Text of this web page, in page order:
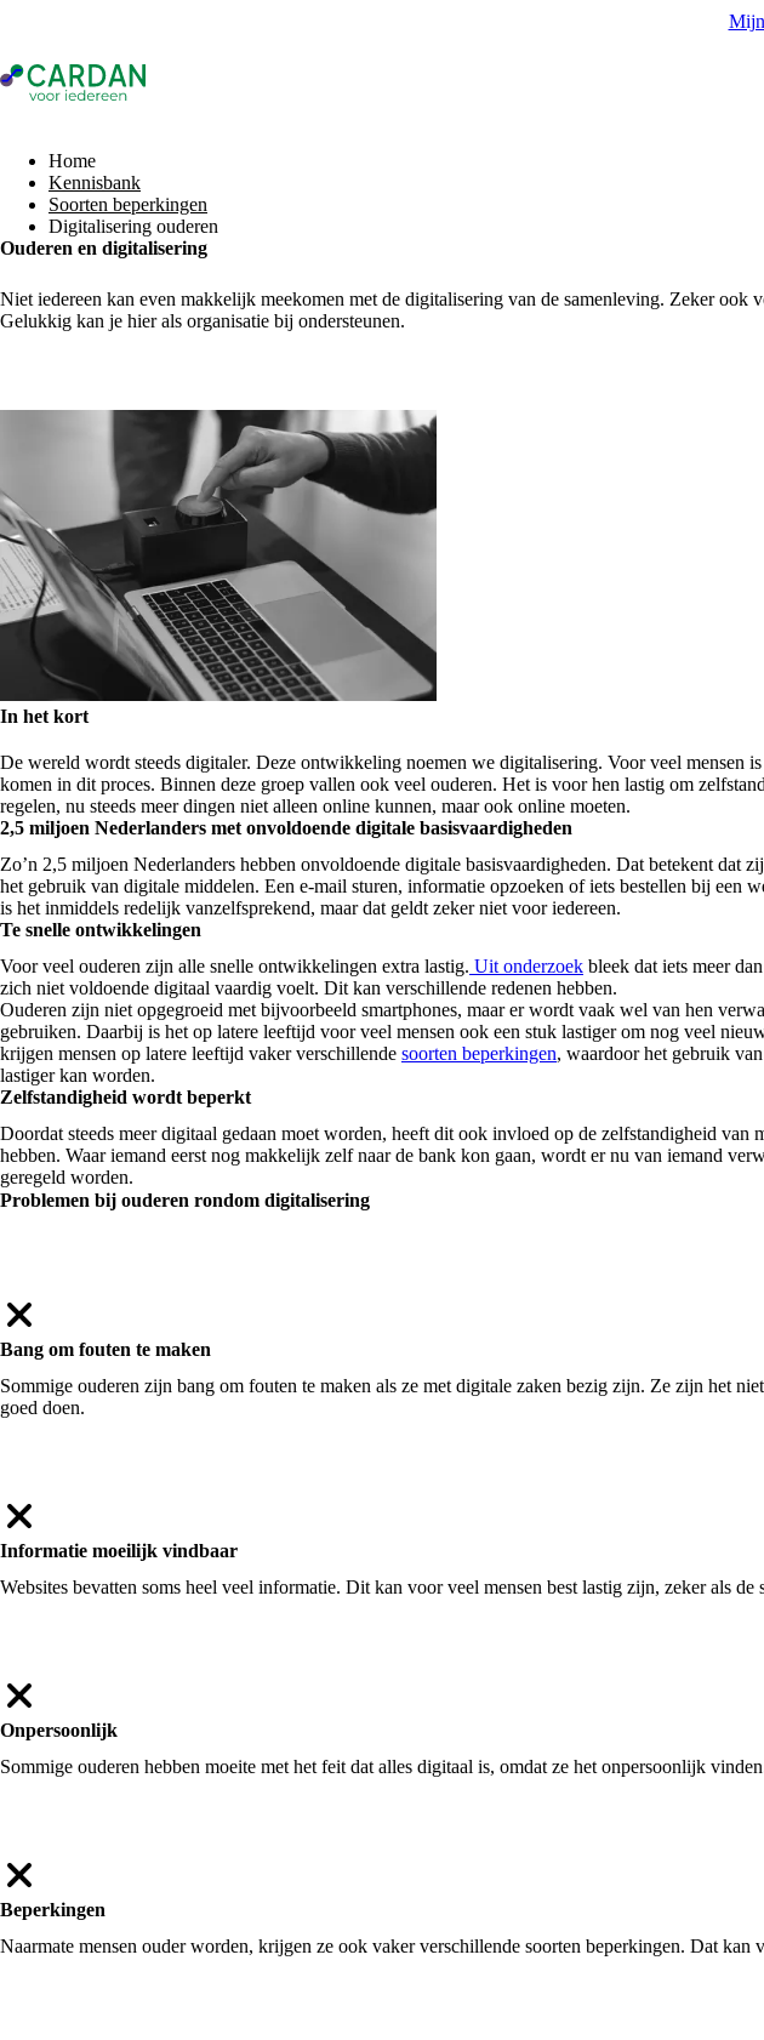
- Home pagina
Home
Kennisbank
Soorten beperkingen
Digitalisering ouderen
Ouderen en digitalisering
Niet iedereen kan even makkelijk meekomen met de digitalisering van de samenleving. Zeker
Gelukkig kan je hier als organisatie bij ondersteunen.
In het kort
De wereld wordt steeds digitaler. Deze ontwikkeling noemen we digitalisering. Voor veel mensen
komen in dit proces. Binnen deze groep vallen ook veel ouderen. Het is voor hen lastig om
regelen, nu steeds meer dingen niet alleen online kunnen, maar ook online moeten.
2,5 miljoen Nederlanders met onvoldoende digitale basisvaardigheden
Zo’n 2,5 miljoen Nederlanders hebben onvoldoende digitale basisvaardigheden. Dat betekent dat
het gebruik van digitale middelen. Een e-mail sturen, informatie opzoeken of iets bestellen bij een
is het inmiddels redelijk vanzelfsprekend, maar dat geldt zeker niet voor iedereen.
Te snelle ontwikkelingen
Voor veel ouderen zijn alle snelle ontwikkelingen extra lastig. Uit onderzoek bleek dat iets meer
zich niet voldoende digitaal vaardig voelt. Dit kan verschillende redenen hebben.
Ouderen zijn niet opgegroeid met bijvoorbeeld smartphones, maar er wordt vaak wel van hen
gebruiken. Daarbij is het op latere leeftijd voor veel mensen ook een stuk lastiger om nog veel
krijgen mensen op latere leeftijd vaker verschillende soorten beperkingen, waardoor het gebruik
lastiger kan worden.
Zelfstandigheid wordt beperkt
Doordat steeds meer digitaal gedaan moet worden, heeft dit ook invloed op de zelfstandigheid van
hebben. Waar iemand eerst nog makkelijk zelf naar de bank kon gaan, wordt er nu van iemand
geregeld worden.
Problemen bij ouderen rondom digitalisering
Bang om fouten te maken
Sommige ouderen zijn bang om fouten te maken als ze met digitale zaken bezig zijn. Ze zijn het
goed doen.
Informatie moeilijk vindbaar
Websites bevatten soms heel veel informatie. Dit kan voor veel mensen best lastig zijn, zeker als
Onpersoonlijk
Sommige ouderen hebben moeite met het feit dat alles digitaal is, omdat ze het onpersoonlijk
Beperkingen
Naarmate mensen ouder worden, krijgen ze ook vaker verschillende soorten beperkingen. Dat